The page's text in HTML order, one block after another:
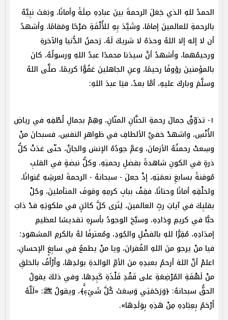
الحمدُ للهِ الذي جَعَلَ الرحمةَ بينَ عبادِهِ صِلَةً وأمانًا، وبَعَثَ نبِيَّهُ
بالرحمةِ للعالمينَ إمامًا، وشَيَّدَ بِهِ للأُلْفَةِ صَرْحًا ومَقامًا، وأشهدُ
أن لا إله إلا اللهُ وحدَهُ لا شريكَ لَهُ، رَحمنُ الدُّنيا والآخرةِ
ورحيمُهما، وأشهدُ أنَّ سيدَنا محمدًا عبدُ اللهِ ورسولُهُ، كانَ
بالمؤمنينَ رؤوفًا رحيمًا، وعنِ الجاهلينَ عَفُوًّا كريمًا، صلَّى اللهُ
وسلَّمَ وباركَ عليهِ، أمَّا بعدُ، فيَا عبدَ اللهِ:
١- تذوّقْ جمالَ رحمةِ الحنَّانِ المنّانِ، وهِمْ بجمالِ لُطْفِهِ في رياضِ
الأُنْسِ، واشهدْ خفيَّ الألطافِ في ظواهرِ النفسِ، فسبحانَ منْ
وسِعتْ رحمتُهُ الأزمانَ، وعمَّ جودُهُ الإنسَ والجانَّ، حتّى غدَتْ كلُّ
ذرةٍ في الكونِ شاهدةً بفضلِ رحمتِهِ، وكلُّ نبضةٍ في القلبِ
مُوقنةً بسابغِ نعمَتِهِ، إذْ جعلَ - سبحانهُ - الرحمةَ لعرشِهِ عُنوانًا،
ولخلْقِهِ أمانًا وحنانًا، فقِفْ ببابِ كرمِهِ وقوفَ المتأملينَ، وجُلْ
بقلبِكَ في آياتِ ربِّ العالمينَ، لِتَرى كلَّ كائنٍ في ملكوتِهِ قدْ ذابَ
حبًّا في كريمِ وِدَادِهِ، وسبَّحَ الوجودُ بأسرِهِ تقديسًا لعظيمِ
إمدَادِهِ، مُقِرًّا للهِ بالفضْلِ والجُودِ، ومُعترفًا لهُ بالكرمِ المشهودِ؛
فيا منْ يرجو منَ اللهِ الغُفرانَ، ويا منْ يطمعُ في سابِغِِ الإحسانِ،
اعلمْ أنَّ اللهَ أرحمُ بعبدِهِ منَ الأمِّ الوالدةِ بولدِهَا، وأَرْأَفُ بالخلقِ
منْ لَهْفَةِ المُرْضِعَةِ على فَقْدِ فَلْذَةِ كَبِدِهَا، وفي ذلكَ يقولُ
الحقُّ سبحانهُ: ﴿وَرَحۡمَتِي وَسِعَتۡ كُلَّ شَيۡءٖۚ﴾، ويقولُ ﷺ: «لَلَّهُ
أَرْحَمُ بِعِبَادِهِ مِنْ هَذِهِ بِوَلَدِهَا».